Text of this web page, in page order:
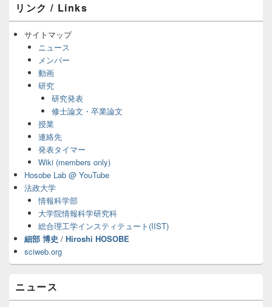
ン
サ
ア
リンク / Links
サイトマップ
ニュース
メンバー
動画
研究
研究発表
修士論文・卒業論文
授業
連絡先
発表タイマー
Wiki (members only)
Hosobe Lab @ YouTube
法政大学
情報科学部
大学院情報科学研究科
総合理工学インスティテュート(IIST)
細部 博史 / Hiroshi HOSOBE
sciweb.org
ニュース